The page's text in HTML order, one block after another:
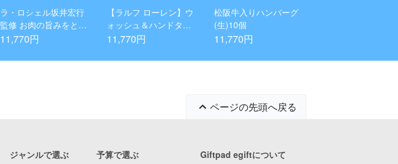
ラ・ロシェル坂井宏行
監修 お肉の旨みをとじ
こめたハンバーグ(デミ
11,770円
【ラルフ ローレン】ウ
ォッシュ＆ハンドタオ
ルセット(ピンク)
11,770円
松阪牛入りハンバーグ
(生)10個
11,770円
ページの先頭へ戻る
予算で選ぶ
ジャンルで選ぶ
Giftpad egiftについて